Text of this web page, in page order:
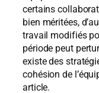
certains
bien méritées,
travail modifiés
période peut
existe des
cohésion de
article.